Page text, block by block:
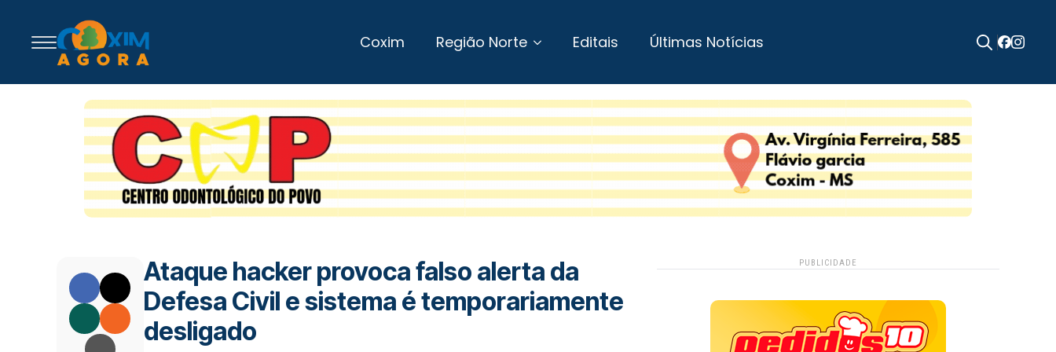
Coxim Região Norte Editais Últimas Notícias
Ataque hacker provoca falso alerta da
Defesa Civil e sistema é temporariamente
desligado
PUBLICIDADE